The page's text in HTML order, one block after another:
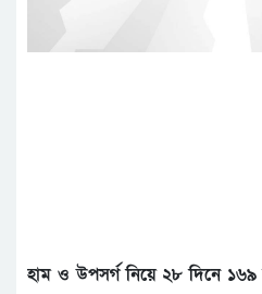
হাম ও উপসর্গ নিয়ে ২৮ দিনে